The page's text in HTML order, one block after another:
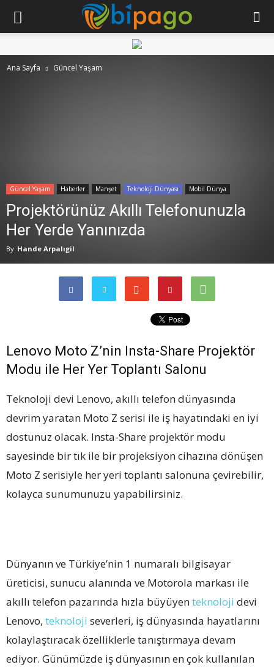
Ana Sayfa Güncel Yaşam
Güncel Yaşam Haberler Manşet Teknoloji Dünyası Mobil Dünya
Projektörünüz Akıllı Telefonunuzla
Her Yerde Yanınızda
By Hande Arpalıgil
Lenovo Moto Z’nin Insta-Share Projektör
Modu ile Her Yer Toplantı Salonu
Teknoloji devi Lenovo, akıllı telefon dünyasında
devrim yaratan Moto Z serisi ile iş hayatındaki en iyi
dostunuz olacak. Insta-Share projektör modu
sayesinde bir tık ile bir projeksiyon cihazına dönüşen
Moto Z serisiyle her yeri toplantı salonuna çevirebilir,
kolayca sunumunuzu yapabilirsiniz.
Dünyanın ve Türkiye’nin 1 numaralı bilgisayar
üreticisi, sunucu alanında ve Motorola markası ile
akıllı telefon pazarında hızla büyüyenteknoloji devi
Lenovo, teknoloji severleri, iş dünyasında hayatlarını
kolaylaştıracak özelliklerle tanıştırmaya devam
ediyor. Günümüzde iş dünyasının en çok kullanılan